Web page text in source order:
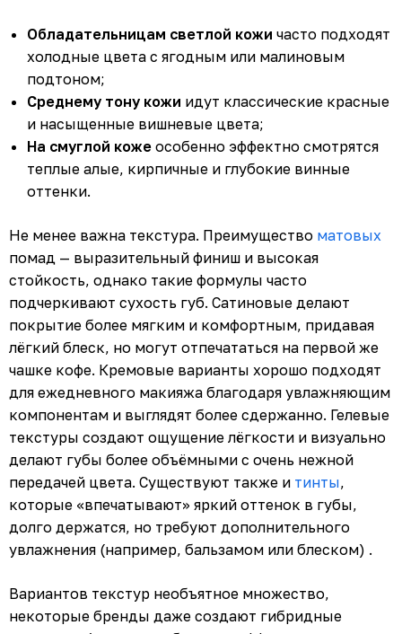
Обладательницам светлой кожи часто подходят
холодные цвета с ягодным или малиновым
подтоном;
Среднему тону кожи идут классические красные
и насыщенные вишневые цвета;
На смуглой коже особенно эффектно смотрятся
теплые алые, кирпичные и глубокие винные
оттенки.
Не менее важна текстура. Преимущество матовых
помад — выразительный финиш и высокая
стойкость, однако такие формулы часто
подчеркивают сухость губ. Сатиновые делают
покрытие более мягким и комфортным, придавая
лёгкий блеск, но могут отпечататься на первой же
чашке кофе. Кремовые варианты хорошо подходят
для ежедневного макияжа благодаря увлажняющим
компонентам и выглядят более сдержанно. Гелевые
текстуры создают ощущение лёгкости и визуально
делают губы более объёмными с очень нежной
передачей цвета. Существуют также и тинты,
которые «впечатывают» яркий оттенок в губы,
долго держатся, но требуют дополнительного
увлажнения (например, бальзамом или блеском) .
Вариантов текстур необъятное множество,
некоторые бренды даже создают гибридные